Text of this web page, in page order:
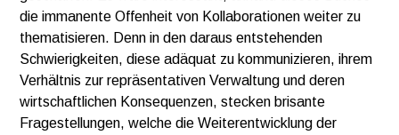
die immanente Offenheit von Kollaborationen weiter zu
thematisieren. Denn in den daraus entstehenden
Schwierigkeiten, diese adäquat zu kommunizieren, ihrem
Verhältnis zur repräsentativen Verwaltung und deren
wirtschaftlichen Konsequenzen, stecken brisante
Fragestellungen, welche die Weiterentwicklung der